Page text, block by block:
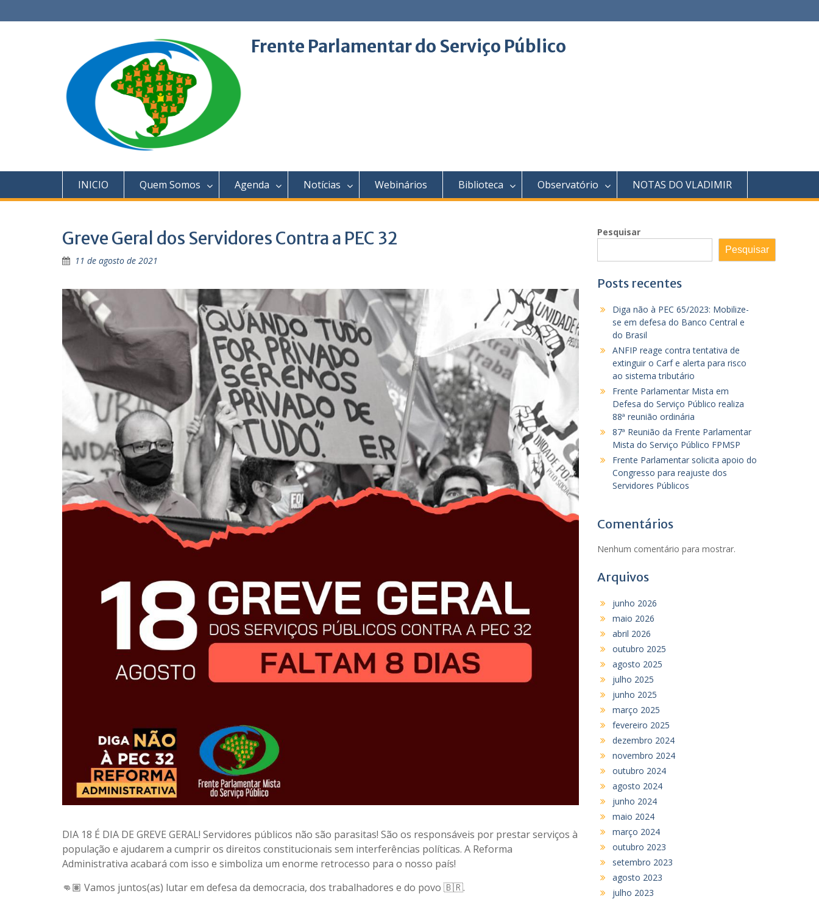
to
Frente Parlamentar do Serviço Público
INICIO Quem Somos Agenda Notícias Webinários Biblioteca Observatório NOTAS DO VLADIMIR
Greve Geral dos Servidores Contra a PEC 32
11 de agosto de 2021
DIA 18 É DIA DE GREVE GERAL! Servidores públicos não são parasitas! São os responsáveis por prestar serviços à
população e ajudarem a cumprir os direitos constitucionais sem interferências políticas. A Reforma
Administrativa acabará com isso e simboliza um enorme retrocesso para o nosso país!
👊🏽 Vamos juntos(as) lutar em defesa da democracia, dos trabalhadores e do povo 🇧🇷.
Pesquisar
Pesquisar
Posts recentes
Diga não à PEC 65/2023: Mobilize-
se em defesa do Banco Central e
do Brasil
ANFIP reage contra tentativa de
extinguir o Carf e alerta para risco
ao sistema tributário
Frente Parlamentar Mista em
Defesa do Serviço Público realiza
88ª reunião ordinária
87ª Reunião da Frente Parlamentar
Mista do Serviço Público FPMSP
Frente Parlamentar solicita apoio do
Congresso para reajuste dos
Servidores Públicos
Comentários
Nenhum comentário para mostrar.
Arquivos
junho 2026
maio 2026
abril 2026
outubro 2025
agosto 2025
julho 2025
junho 2025
março 2025
fevereiro 2025
dezembro 2024
novembro 2024
outubro 2024
agosto 2024
junho 2024
maio 2024
março 2024
outubro 2023
setembro 2023
agosto 2023
julho 2023